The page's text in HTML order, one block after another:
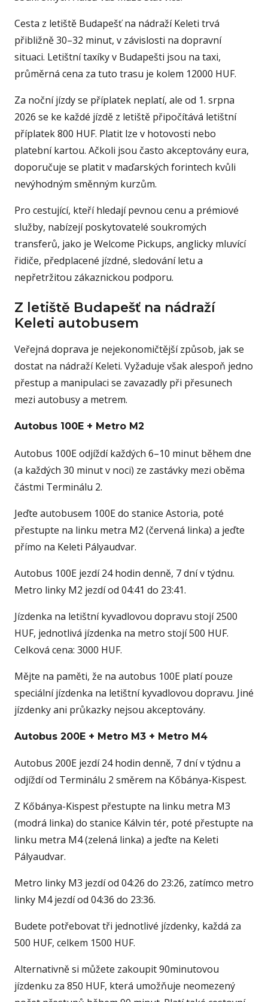
Cesta z letiště Budapešť na nádraží Keleti trvá
přibližně 30–32 minut, v závislosti na dopravní
situaci. Letištní taxíky v Budapešti jsou na taxi,
průměrná cena za tuto trasu je kolem 12000 HUF.
Za noční jízdy se příplatek neplatí, ale od 1. srpna
2026 se ke každé jízdě z letiště připočítává letištní
příplatek 800 HUF. Platit lze v hotovosti nebo
platební kartou. Ačkoli jsou často akceptovány eura,
doporučuje se platit v maďarských forintech kvůli
nevýhodným směnným kurzům.
Pro cestující, kteří hledají pevnou cenu a prémiové
služby, nabízejí poskytovatelé soukromých
transferů, jako je Welcome Pickups, anglicky mluvící
řidiče, předplacené jízdné, sledování letu a
nepřetržitou zákaznickou podporu.
Z letiště Budapešť na nádraží
Keleti autobusem
Veřejná doprava je nejekonomičtější způsob, jak se
dostat na nádraží Keleti. Vyžaduje však alespoň jedno
přestup a manipulaci se zavazadly při přesunech
mezi autobusy a metrem.
Autobus 100E + Metro M2
Autobus 100E odjíždí každých 6–10 minut během dne
(a každých 30 minut v noci) ze zastávky mezi oběma
částmi Terminálu 2.
Jeďte autobusem 100E do stanice Astoria, poté
přestupte na linku metra M2 (červená linka) a jeďte
přímo na Keleti Pályaudvar.
Autobus 100E jezdí 24 hodin denně, 7 dní v týdnu.
Metro linky M2 jezdí od 04:41 do 23:41.
Jízdenka na letištní kyvadlovou dopravu stojí 2500
HUF, jednotlivá jízdenka na metro stojí 500 HUF.
Celková cena: 3000 HUF.
Mějte na paměti, že na autobus 100E platí pouze
speciální jízdenka na letištní kyvadlovou dopravu. Jiné
jízdenky ani průkazky nejsou akceptovány.
Autobus 200E + Metro M3 + Metro M4
Autobus 200E jezdí 24 hodin denně, 7 dní v týdnu a
odjíždí od Terminálu 2 směrem na Kőbánya-Kispest.
Z Kőbánya-Kispest přestupte na linku metra M3
(modrá linka) do stanice Kálvin tér, poté přestupte na
linku metra M4 (zelená linka) a jeďte na Keleti
Pályaudvar.
Metro linky M3 jezdí od 04:26 do 23:26, zatímco metro
linky M4 jezdí od 04:36 do 23:36.
Budete potřebovat tři jednotlivé jízdenky, každá za
500 HUF, celkem 1500 HUF.
Alternativně si můžete zakoupit 90minutovou
jízdenku za 850 HUF, která umožňuje neomezený